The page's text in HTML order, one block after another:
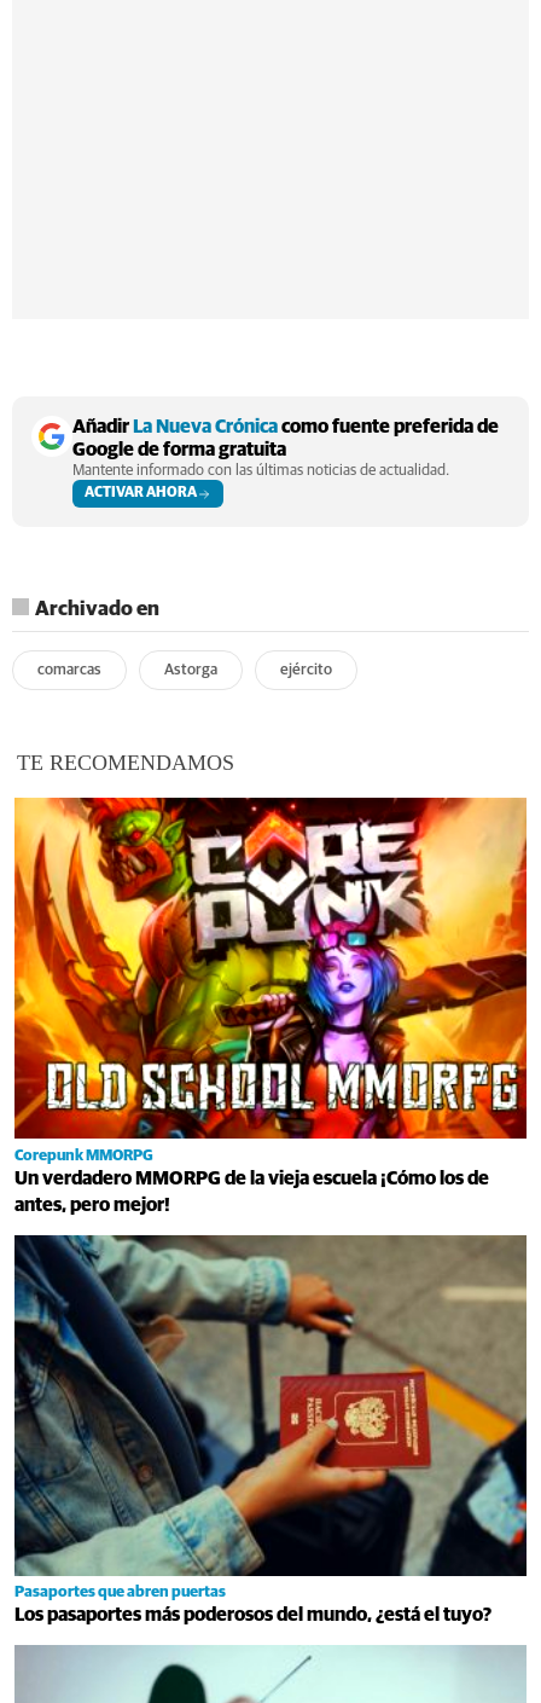
Añadir La Nueva Crónicacomo fuente preferida de
Google de forma gratuita
Mantente informado con las últimas noticias de actualidad.
ACTIVAR AHORA
Archivado en
comarcas Astorga ejército
TE RECOMENDAMOS
Corepunk MMORPG
Un verdadero MMORPG de la vieja escuela ¡Cómo los de
antes, pero mejor!
Pasaportes que abren puertas
Los pasaportes más poderosos del mundo, ¿está el tuyo?